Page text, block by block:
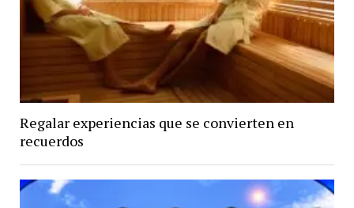
Regalar experiencias que se convierten en
recuerdos